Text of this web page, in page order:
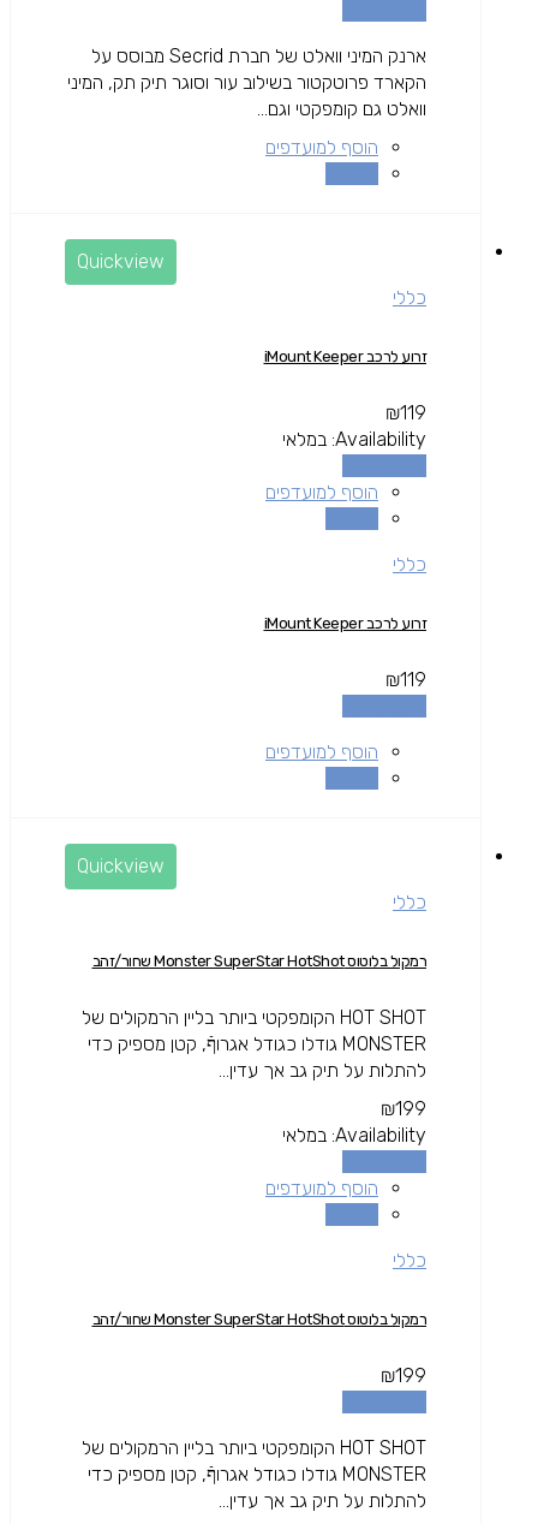
ארנק המיני וואלט של חברת Secrid מבוסס על
הקארד פרוטקטור בשילוב עור וסוגר תיק תק, המיני
וואלט גם קומפקטי וגם...
הוסף למועדפים
Quickview
כללי
זרוע לרכב iMount Keeper
₪119
Availability: במלאי
הוסף למועדפים
כללי
זרוע לרכב iMount Keeper
₪119
הוסף למועדפים
Quickview
כללי
רמקול בלוטוס Monster SuperStar HotShot שחור/זהב
HOT SHOT הקומפקטי ביותר בליין הרמקולים של
MONSTER גודלו כגודל אגרוףֿ, קטן מספיק כדי
להתלות על תיק גב אך עדין...
₪199
Availability: במלאי
הוסף למועדפים
כללי
רמקול בלוטוס Monster SuperStar HotShot שחור/זהב
₪199
HOT SHOT הקומפקטי ביותר בליין הרמקולים של
MONSTER גודלו כגודל אגרוףֿ, קטן מספיק כדי
להתלות על תיק גב אך עדין...